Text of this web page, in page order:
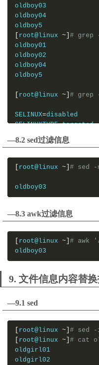
oldboy03
oldboy04
[ root@linux ~] # grep
oldboy01
oldboy02
oldboy04
oldboy5
[ root@linux ~] # grep
SELINUX=disabled
SELINUXTYPE=
—8.2 sed过滤信息
[ root@linux ~] # sed -
oldboy03
—8.3 awk过滤信息
[ root@linux ~] # awk
oldboy03
9. 文件信息内容替
—9.1 sed
[ root@linux ~] # sed
[ root@linux ~] # cat
oldgirl01
oldgirl02